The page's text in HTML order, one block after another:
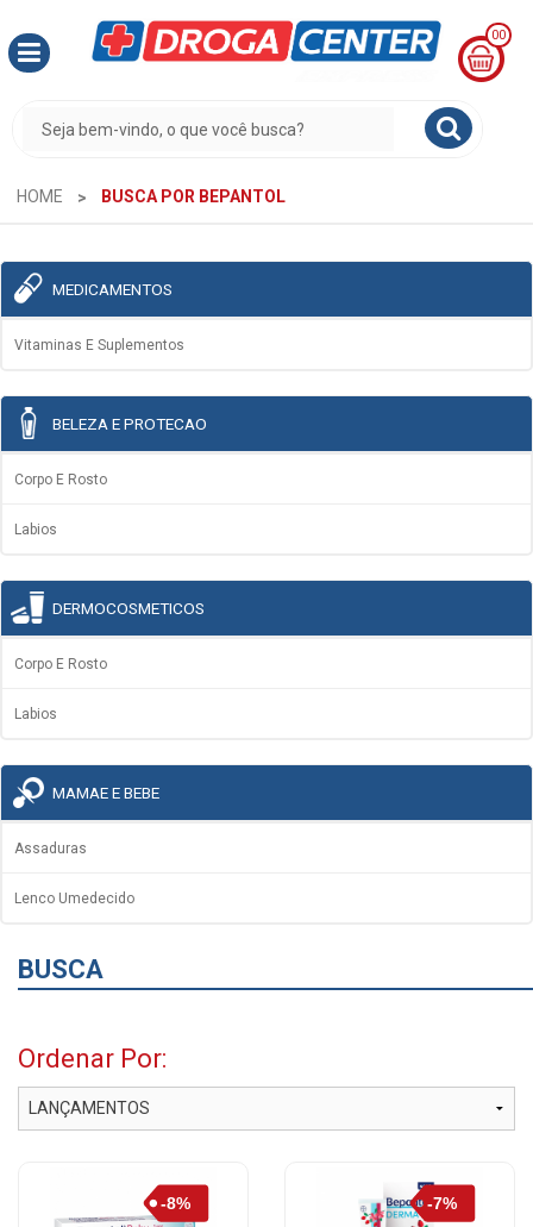
00
CESTA
R$
0,00
HOME BUSCA POR BEPANTOL
MEDICAMENTOS
Vitaminas E Suplementos
BELEZA E PROTECAO
Corpo E Rosto
Labios
DERMOCOSMETICOS
Corpo E Rosto
Labios
MAMAE E BEBE
Assaduras
Lenco Umedecido
BUSCA
Ordenar Por: